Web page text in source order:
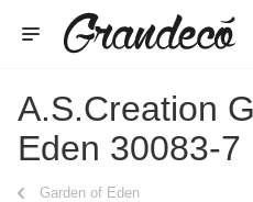
A.S.Creation
Eden 30083-7
Garden of Eden